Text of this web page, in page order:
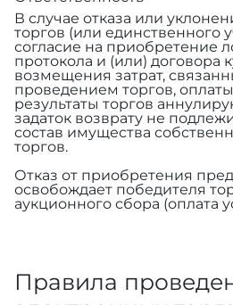
В случае отказа или
торгов (или единственного
согласие на приобретение
протокола и (или) договора
возмещения затрат,
проведением торгов,
результаты торгов
задаток возврату не
состав имущества
торгов.
Отказ от приобретения
освобождает победителя
аукционного сбора (оплата
Правила